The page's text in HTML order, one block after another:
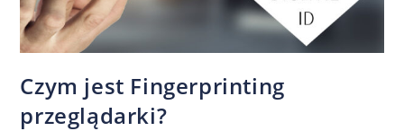
Czym jest Fingerprinting
przeglądarki?